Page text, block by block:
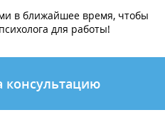
в ближайшее время, чтобы
для работы!
консультацию